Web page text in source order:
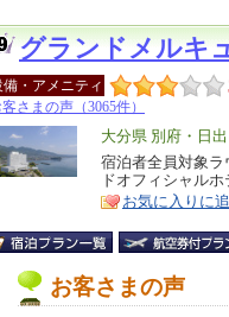
グランドメルキ
備・アメニティ
さまの声（3065件）
エ
リ
ア
大分県 別府・日出
特
徴
宿泊者全員対象
ドオフィシャル
お気に入りに
お客さまの声